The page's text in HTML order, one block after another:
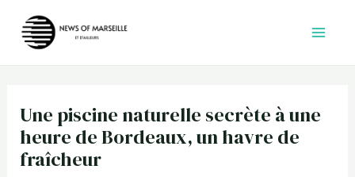
Une piscine naturelle secrète à une
heure de Bordeaux, un havre de
fraîcheur